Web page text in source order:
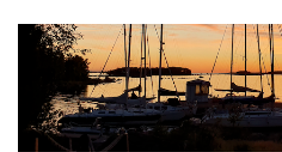
content